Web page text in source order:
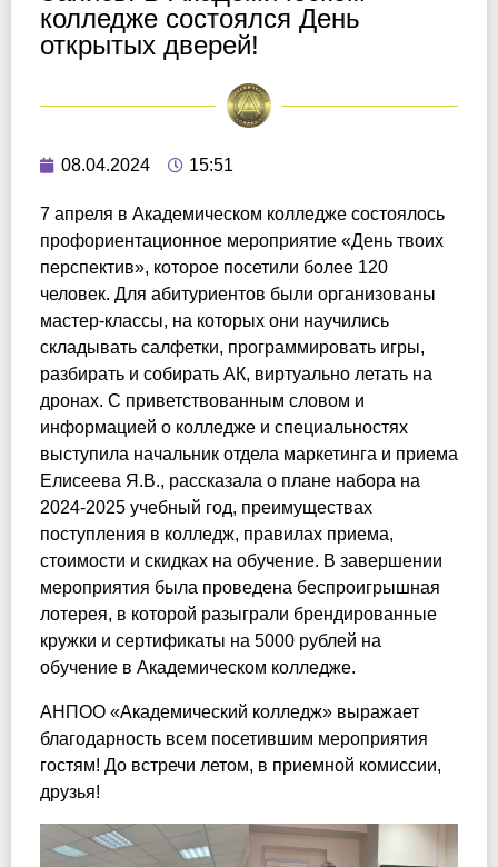
колледже состоялся День
открытых дверей!
08.04.2024 15:51
7 апреля в Академическом колледже состоялось
профориентационное мероприятие «День твоих
перспектив», которое посетили более 120
человек. Для абитуриентов были организованы
мастер-классы, на которых они научились
складывать салфетки, программировать игры,
разбирать и собирать АК, виртуально летать на
дронах. С приветствованным словом и
информацией о колледже и специальностях
выступила начальник отдела маркетинга и приема
Елисеева Я.В., рассказала о плане набора на
2024-2025 учебный год, преимуществах
поступления в колледж, правилах приема,
стоимости и скидках на обучение. В завершении
мероприятия была проведена беспроигрышная
лотерея, в которой разыграли брендированные
кружки и сертификаты на 5000 рублей на
обучение в Академическом колледже.
АНПОО «Академический колледж» выражает
благодарность всем посетившим мероприятия
гостям! До встречи летом, в приемной комиссии,
друзья!